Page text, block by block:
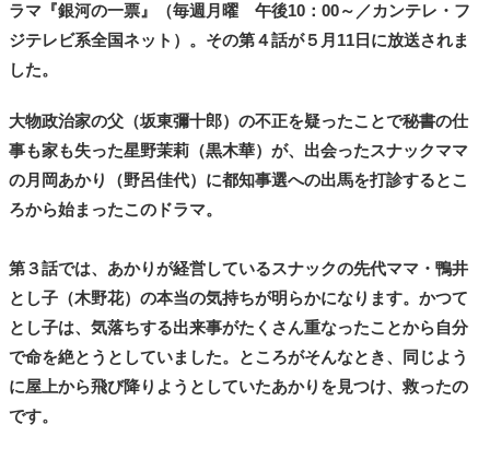
ラマ『銀河の一票』（毎週月曜 午後10：00～／カンテレ・フ
ジテレビ系全国ネット）。その第４話が５月11日に放送されま
した。
大物政治家の父（坂東彌十郎）の不正を疑ったことで秘書の仕
事も家も失った星野茉莉（黒木華）が、出会ったスナックママ
の月岡あかり（野呂佳代）に都知事選への出馬を打診するとこ
ろから始まったこのドラマ。
第３話では、あかりが経営しているスナックの先代ママ・鴨井
とし子（木野花）の本当の気持ちが明らかになります。かつて
とし子は、気落ちする出来事がたくさん重なったことから自分
で命を絶とうとしていました。ところがそんなとき、同じよう
に屋上から飛び降りようとしていたあかりを見つけ、救ったの
です。